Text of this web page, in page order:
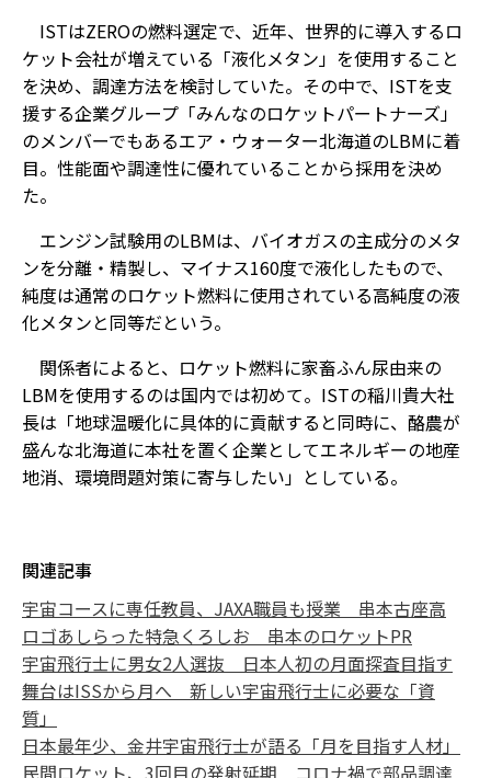
ISTはZEROの燃料選定で、近年、世界的に導入するロ
ケット会社が増えている「液化メタン」を使用すること
を決め、調達方法を検討していた。その中で、ISTを支
援する企業グループ「みんなのロケットパートナーズ」
のメンバーでもあるエア・ウォーター北海道のLBMに着
目。性能面や調達性に優れていることから採用を決め
た。
エンジン試験用のLBMは、バイオガスの主成分のメタ
ンを分離・精製し、マイナス160度で液化したもので、
純度は通常のロケット燃料に使用されている高純度の液
化メタンと同等だという。
関係者によると、ロケット燃料に家畜ふん尿由来の
LBMを使用するのは国内では初めて。ISTの稲川貴大社
長は「地球温暖化に具体的に貢献すると同時に、酪農が
盛んな北海道に本社を置く企業としてエネルギーの地産
地消、環境問題対策に寄与したい」としている。
関連記事
宇宙コースに専任教員、JAXA職員も授業 串本古座高
ロゴあしらった特急くろしお 串本のロケットPR
宇宙飛行士に男女2人選抜 日本人初の月面探査目指す
舞台はISSから月へ 新しい宇宙飛行士に必要な「資
質」
日本最年少、金井宇宙飛行士が語る「月を目指す人材」
民間ロケット、3回目の発射延期 コロナ禍で部品調達